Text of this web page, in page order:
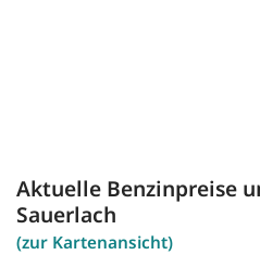
Aktuelle Benzinpreise
Sauerlach
(zur Kartenansicht)